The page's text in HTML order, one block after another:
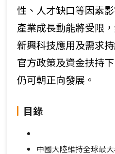
性、人才缺口等因素
產業成長動能將受限
新興科技應用及需求
官方政策及資金扶持
仍可朝正向發展。
目錄
中國大陸維持全球最